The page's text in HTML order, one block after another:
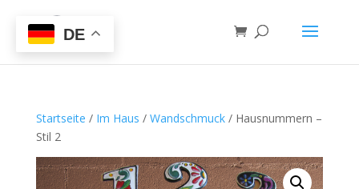
Startseite / Im Haus / Wandschmuck/ Hausnummern –
Stil 2
DE